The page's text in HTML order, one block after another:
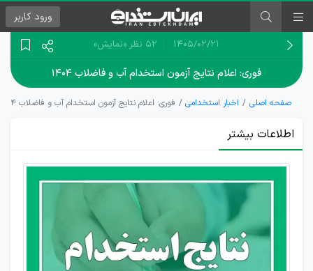
ورود کاربر
۱۴۰۵/۰۲/۲۱ 52 نظر «نمایش»
فوری: اعلام نتایج آزمون استخدام آب و فاضلاب ۱۴۰۴
صفحه اصلی اخبار استخدامی فوری: اعلام نتایج آزمون استخدام آب و فاضلاب ۱۴۰۴
اطلاعات بیشتر
نتایج
استخدام